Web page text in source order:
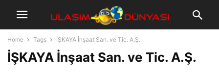
Home Tags İŞKAYA İnşaat San. ve Tic. A.Ş.
İŞKAYA İnşaat San. ve Tic. A.Ş.